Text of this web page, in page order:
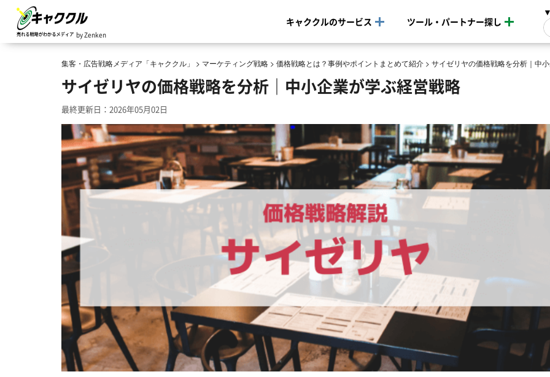
by Zenken
キャククルのサービス ツール・パートナー探し
集客・広告戦略メディア「キャククル」 > マーケティング戦略 > 価格戦略とは？事例やポイントまとめて紹介 > サイゼリヤの価格戦略を分析｜中
サイゼリヤの価格戦略を分析｜中小企業が学ぶ経営戦略
最終更新日：2026年05月02日